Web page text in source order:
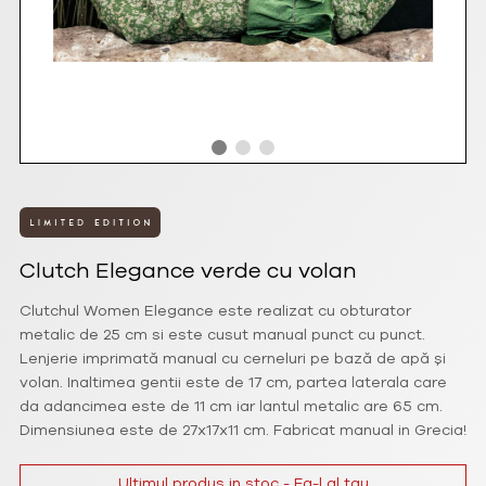
Clutch Elegance verde cu volan
Clutchul Women Elegance este realizat cu obturator
metalic de 25 cm si este cusut manual punct cu punct.
Lenjerie imprimată manual cu cerneluri pe bază de apă și
volan. Inaltimea gentii este de 17 cm, partea laterala care
da adancimea este de 11 cm iar lantul metalic are 65 cm.
Dimensiunea este de 27x17x11 cm. Fabricat manual in Grecia!